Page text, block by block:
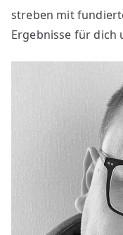
streben mit
Ergebnisse für dich